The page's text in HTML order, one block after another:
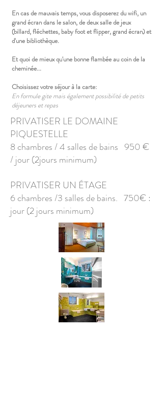
En cas de mauvais temps, vous disposerez du wifi, un
grand écran dans le salon, de deux salle de jeux
(billard, fléchettes, baby foot et flipper, grand écran) et
d'une bibliothèque.
Et quoi de mieux qu'une bonne flambée au coin de la
cheminée...
Choisissez votre séjour à la carte:
En formule gite mais également possibilité de petits
déjeuners et repas
PRIVATISER LE DOMAINE
PIQUESTELLE
8 chambres / 4 salles de bains 950 €
/ jour (2jours minimum)
PRIVATISER UN ÉTAGE
6 chambres /3 salles de bains. 750€ :
jour (2 jours minimum)